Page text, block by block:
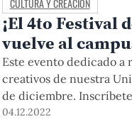
CULTURA Y CREACIÓN
¡El 4to Festival
vuelve al
Este evento dedicado a
creativos de nuestra
de diciembre.
forma gratuita en
04.12.2022